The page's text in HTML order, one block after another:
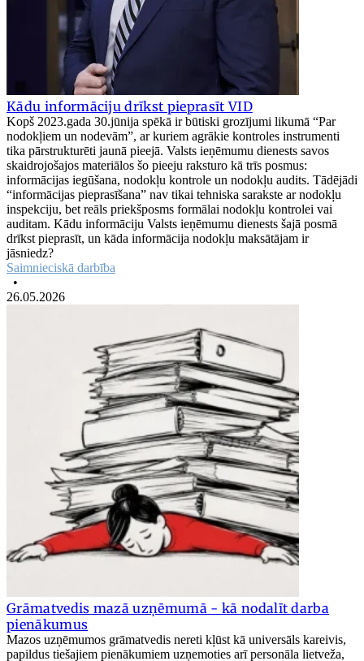
Kādu informāciju drīkst pieprasīt VID
Kopš 2023.gada 30.jūnija spēkā ir būtiski grozījumi likumā “Par
nodokļiem un nodevām”, ar kuriem agrākie kontroles instrumenti
tika pārstrukturēti jaunā pieejā. Valsts ieņēmumu dienests savos
skaidrojošajos materiālos šo pieeju raksturo kā trīs posmus:
informācijas iegūšana, nodokļu kontrole un nodokļu audits. Tādējādi
“informācijas pieprasīšana” nav tikai tehniska sarakste ar nodokļu
inspekciju, bet reāls priekšposms formālai nodokļu kontrolei vai
auditam. Kādu informāciju Valsts ieņēmumu dienests šajā posmā
drīkst pieprasīt, un kāda informācija nodokļu maksātājam ir
jāsniedz?
Saimnieciskā darbība
•
26.05.2026
Grāmatvedis mazā uzņēmumā - kā nodalīt darba
pienākumus
Mazos uzņēmumos grāmatvedis nereti kļūst kā universāls kareivis,
papildus tiešajiem pienākumiem uzņemoties arī personāla lietveža,